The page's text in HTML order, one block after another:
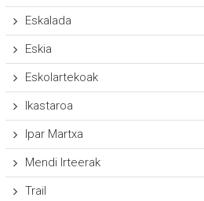
Eskalada
Eskia
Eskolartekoak
Ikastaroa
Ipar Martxa
Mendi Irteerak
Trail